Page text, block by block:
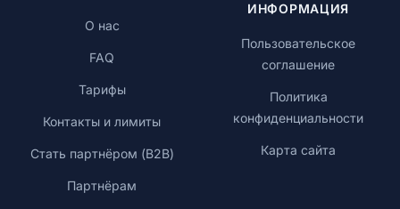
О нас
FAQ
Тарифы
Контакты и лимиты
Стать партнёром (B2B)
Партнёрам
ИНФОРМАЦИЯ
Пользовательское
соглашение
Политика
конфиденциальности
Карта сайта